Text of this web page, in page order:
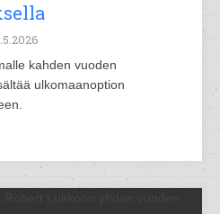
kahden vuoden
ulkomaanoption